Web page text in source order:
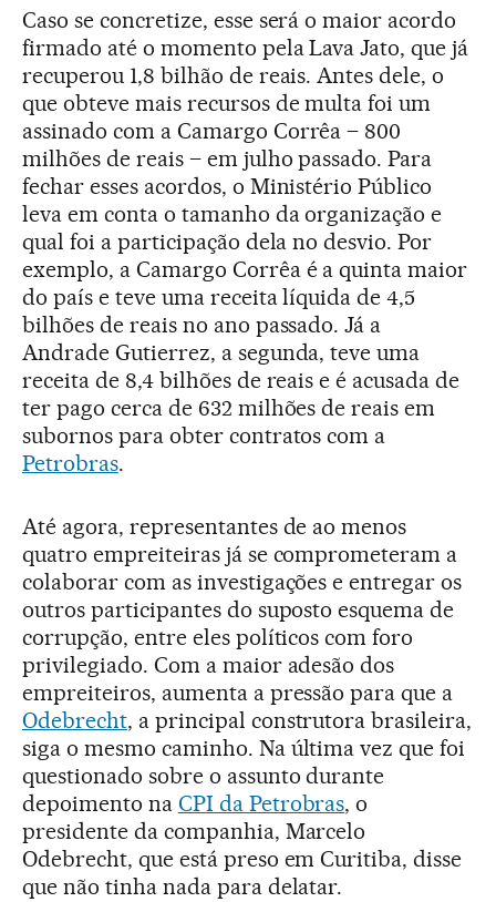
Caso se concretize, esse será o maior acordo
firmado até o momento pela Lava Jato, que já
recuperou 1,8 bilhão de reais. Antes dele, o
que obteve mais recursos de multa foi um
assinado com a Camargo Corrêa – 800
milhões de reais – em julho passado. Para
fechar esses acordos, o Ministério Público
leva em conta o tamanho da organização e
qual foi a participação dela no desvio. Por
exemplo, a Camargo Corrêa é a quinta maior
do país e teve uma receita líquida de 4,5
bilhões de reais no ano passado. Já a
Andrade Gutierrez, a segunda, teve uma
receita de 8,4 bilhões de reais e é acusada de
ter pago cerca de 632 milhões de reais em
subornos para obter contratos com a
Petrobras.
Até agora, representantes de ao menos
quatro empreiteiras já se comprometeram a
colaborar com as investigações e entregar os
outros participantes do suposto esquema de
corrupção, entre eles políticos com foro
privilegiado. Com a maior adesão dos
empreiteiros, aumenta a pressão para que a
Odebrecht, a principal construtora brasileira,
siga o mesmo caminho. Na última vez que foi
questionado sobre o assunto durante
depoimento na CPI da Petrobras, o
presidente da companhia, Marcelo
Odebrecht, que está preso em Curitiba, disse
que não tinha nada para delatar.